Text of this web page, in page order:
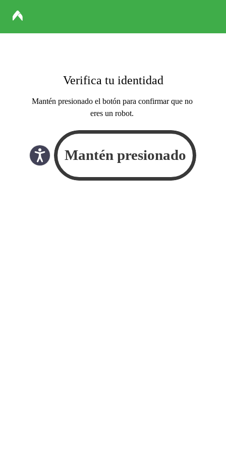
Verifica tu identidad
Mantén presionado el botón para confirmar que no
eres un robot.